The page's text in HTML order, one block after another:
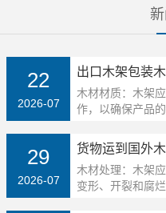
22
2026-07
出口木架包装
木材材质：木架
作，以确保产品的
29
2026-07
货物运到国外
木材处理：木架
变形、开裂和腐